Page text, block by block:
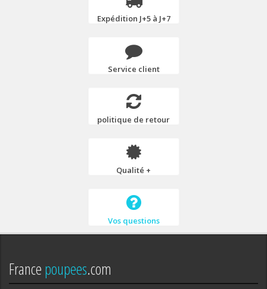
Expédition J+5 à J+7
Service client
politique de retour
Qualité +
Vos questions
Francepoupees.com